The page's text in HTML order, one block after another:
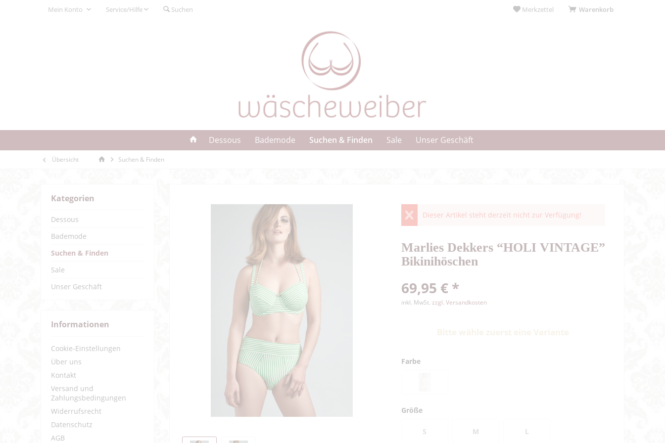
Warenkorb
Merkzettel
Mein Konto Service/Hilfe Suchen
Dessous Bademode Suchen & Finden Sale Unser Geschäft
Übersicht Suchen & Finden
Kategorien
Dessous
Bademode
Suchen & Finden
Sale
Unser Geschäft
Informationen
Cookie-Einstellungen
Über uns
Kontakt
Versand und
Zahlungsbedingungen
Widerrufsrecht
Datenschutz
AGB
Dieser Artikel steht derzeit nicht zur Verfügung!
Marlies Dekkers “HOLI VINTAGE”
Bikinihöschen
69,95 € *
inkl. MwSt. zzgl. Versandkosten
Farbe
Größe
S M L